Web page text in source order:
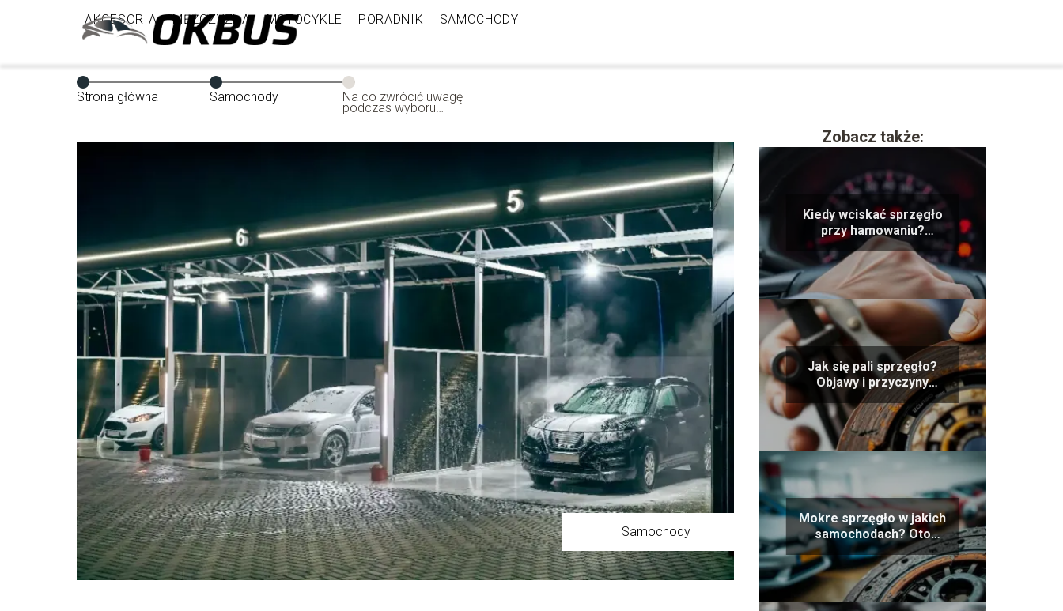
AKCESORIA MĘŻCZYZNA MOTOCYKLE PORADNIK SAMOCHODY
Strona główna Samochody Na co zwrócić uwagę
podczas wyboru
producenta myjni
Samochody
Zobacz także:
Kiedy wciskać sprzęgło
przy hamowaniu?
Praktyczne porady
Jak się pali sprzęgło?
Objawy i przyczyny
spalenia sprzęgła
Mokre sprzęgło w jakich
samochodach? Oto
najpopularniejsze
modele